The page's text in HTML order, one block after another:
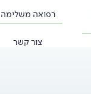
רפואה משלימה
צור קשר